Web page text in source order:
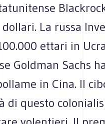
La russa
ettari in
Goldman Sachs
in Cina. Il
di questo